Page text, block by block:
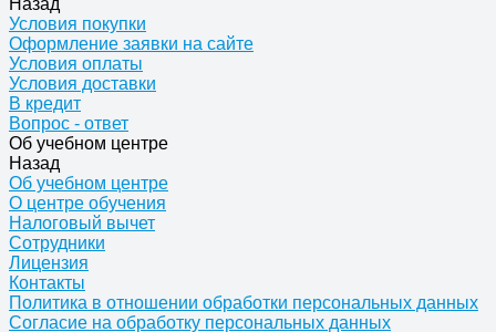
Назад
Условия покупки
Оформление заявки на сайте
Условия оплаты
Условия доставки
В кредит
Вопрос - ответ
Об учебном центре
Назад
Об учебном центре
О центре обучения
Налоговый вычет
Сотрудники
Лицензия
Контакты
Политика в отношении обработки персональных данных
Согласие на обработку персональных данных